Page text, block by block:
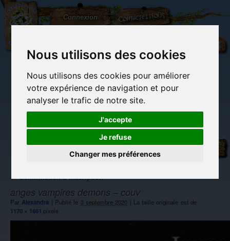
Nous utilisons des cookies
Nous utilisons des cookies pour améliorer
votre expérience de navigation et pour
analyser le trafic de notre site.
J'accepte
Je refuse
Changer mes préférences
L'Arbre
aux
100.000
Connexion Contactez-nous
(vide)
imaginaires
Carterie
papeterie
originale
manuelles,
détente et jeux
Objets déco et
cadeaux
Du côté du
←Confirmation d’inscription
anges vampires demons – couv
Par Alexandra | Publié le 3 septembre 2020 | La taille originale est de
1170 × 1661 pixels